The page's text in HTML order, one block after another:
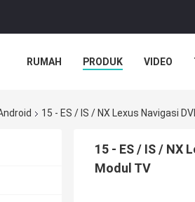
RUMAH PRODUK VIDEO
15 - ES / IS / NX Lexus Navigasi
15 - ES / IS / NX
Modul TV